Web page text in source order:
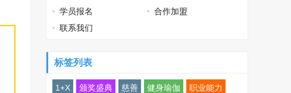
学员报名
合作加盟
联系我们
标签列表
1+X 颁奖盛典 慈善 健身瑜伽 职业能力